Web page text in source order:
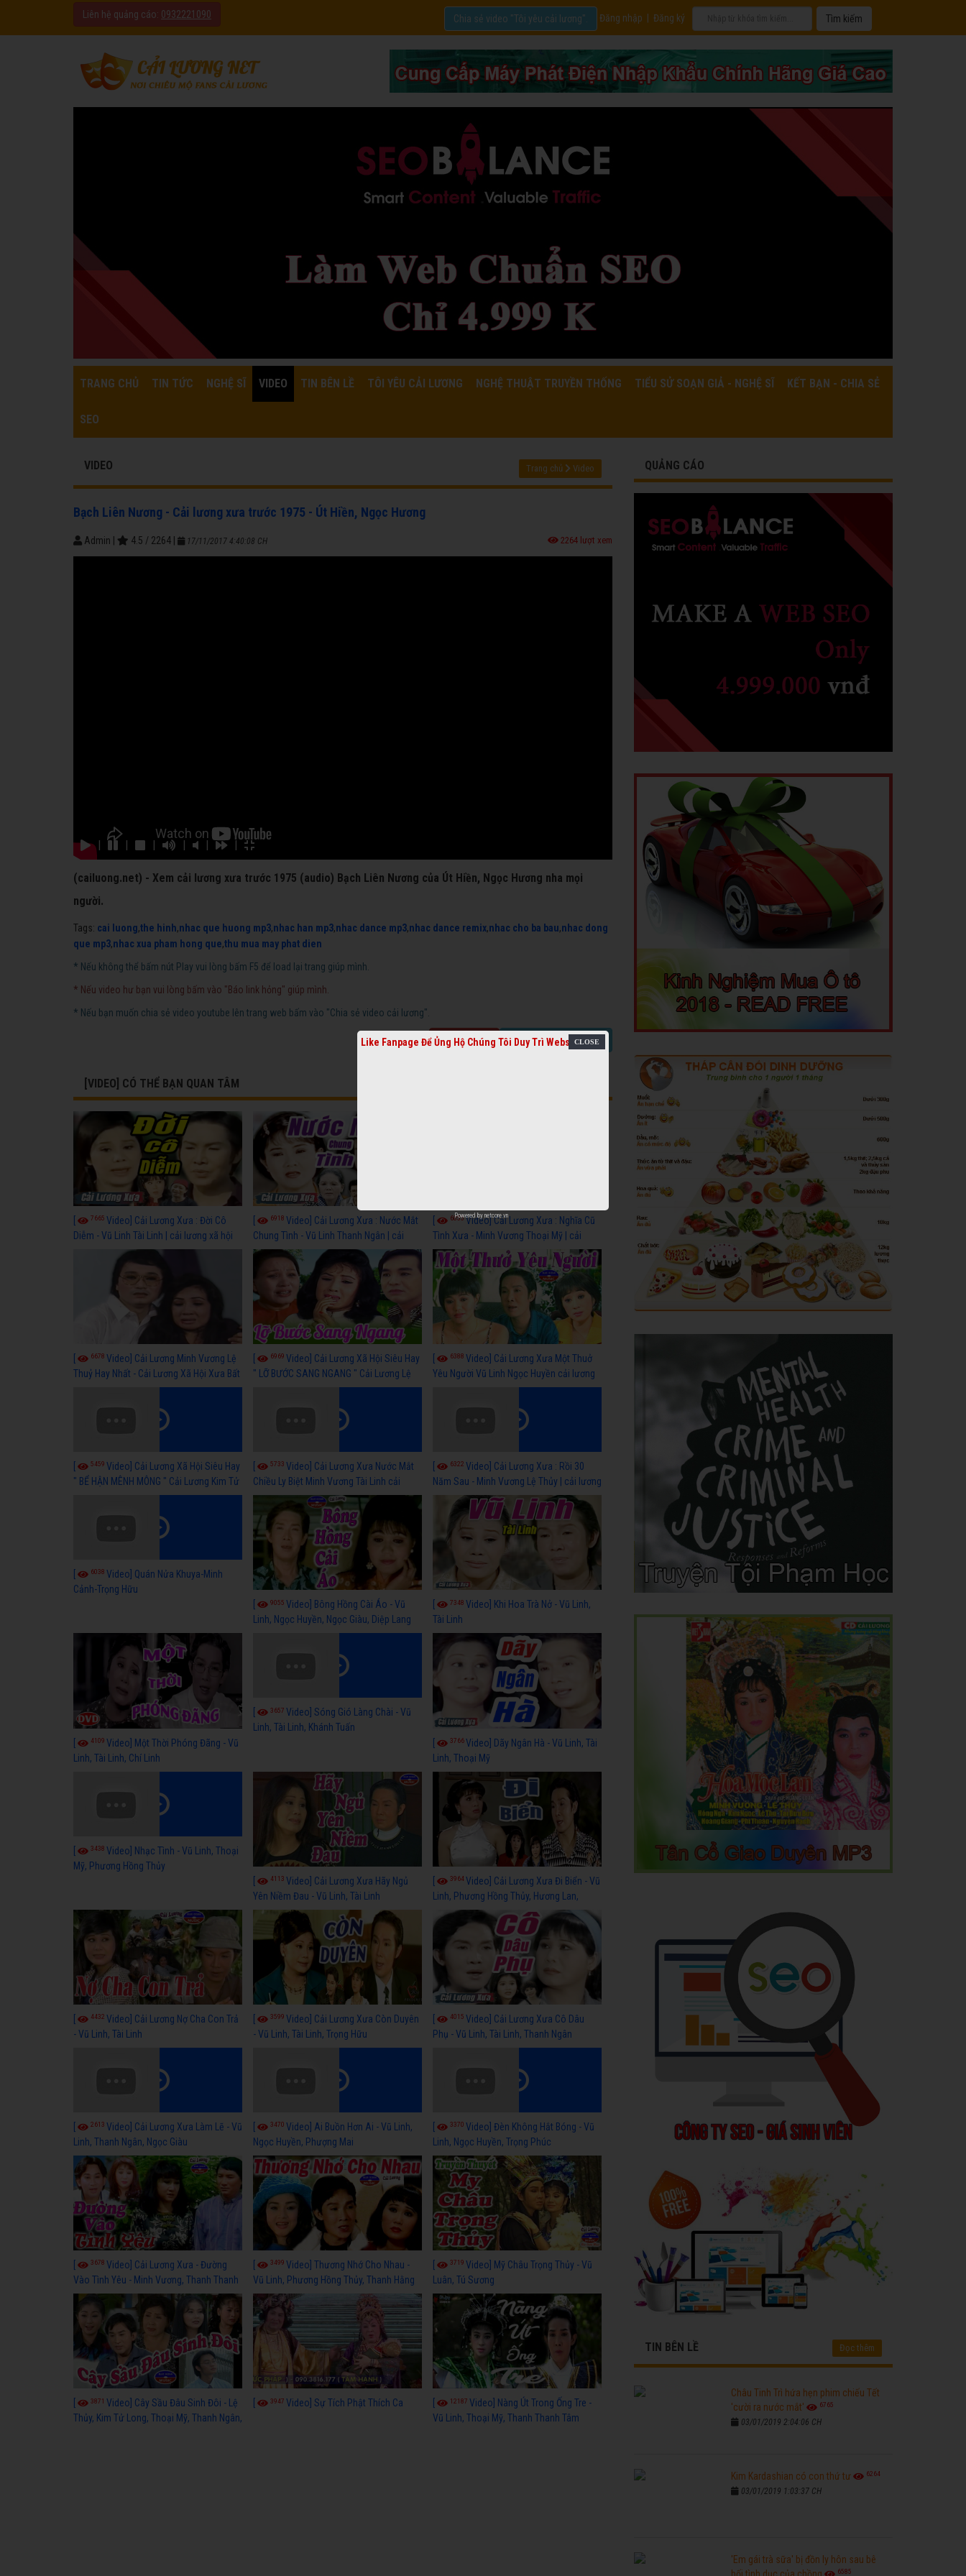
Liên hệ quảng cáo: 0932221090 Đăng nhập Đăng ký
Chia sẻ video "Tôi yêu cải lương".
TRANG CHỦ TIN TỨC NGHỆ SĨ VIDEO TIN BÊN LỀ TÔI YÊU CẢI LƯƠNG NGHỆ THUẬT TRUYỀN THỐNG TIỂU SỬ SOẠN GIẢ - NGHỆ SĨ KẾT BẠN - CHIA SẺ
SEO
VIDEO Trang chủ Video
Bạch Liên Nương - Cải lương xưa trước 1975 - Út Hiền, Ngọc Hương
Admin 4.5 / 2264 17/11/2017 4:40:08 CH 2264 lượt xem
| | | | | |
(cailuong.net) - Xem cải lương xưa trước 1975 (audio) Bạch Liên Nương của Út Hiền, Ngọc Hương nha mọi
người.
Tags: cai luong,the hinh,nhac que huong mp3,nhac han mp3,nhac dance mp3,nhac dance remix,nhac cho ba bau,nhac dong
que mp3,nhac xua pham hong que,thu mua may phat dien
* Nếu không thể bấm nút Play vui lòng bấm F5 để load lại trang giúp mình.
* Nếu video hư bạn vui lòng bấm vào "Báo link hỏng" giúp mình.
* Nếu bạn muốn chia sẻ video youtube lên trang web bấm vào "Chia sẻ video cải lương".
Báo link chết Chia sẻ video cải lương
[VIDEO] CÓ THỂ BẠN QUAN TÂM
7665 Video] Cải Lương Xưa : Đời Cô
Diễm - Vũ Linh Tài Linh | cải lương xã hội
6918 Video] Cải Lương Xưa : Nước Mắt
Chung Tình - Vũ Linh Thanh Ngân | cải
lương xã hội hay nhất
6055Video] Cải Lương Xưa : Nghĩa Cũ
Tình Xưa - Minh Vương Thoại Mỹ | cải
lương xã hội hay nhất
6678 Video] Cải Lương Minh Vương Lệ
Thuỷ Hay Nhất - Cải Lương Xã Hội Xưa Bất
6969 Video] Cải Lương Xã Hội Siêu Hay
" LỠ BƯỚC SANG NGANG " Cải Lương Lệ
Thuỷ, Thanh Tuấn, Hồng Nga
6388 Video] Cải Lương Xưa Một Thuở
Yêu Người Vũ Linh Ngọc Huyền cải lương
5459 Video] Cải Lương Xã Hội Siêu Hay
" BỂ HẬN MÊNH MÔNG " Cải Lương Kim Tử
Long, Thanh Ngân Hay Nhất
5733 Video] Cải Lương Xưa Nước Mắt
Chiều Ly Biệt Minh Vương Tài Linh cải
lương xã hội hay nhất
6322 Video] Cải Lương Xưa : Rồi 30
Năm Sau - Minh Vương Lệ Thủy | cải lương
xã hội hay nhất
6038 Video] Quán Nửa Khuya-Minh
Cảnh-Trọng Hữu
9055 Video] Bông Hồng Cài Áo - Vũ
Linh, Ngọc Huyền, Ngọc Giàu, Diệp Lang
7348 Video] Khi Hoa Trà Nở - Vũ Linh,
Tài Linh
4109 Video] Một Thời Phóng Đãng - Vũ
Linh, Tài Linh, Chí Linh
3657 Video] Sóng Gió Làng Chài - Vũ
Linh, Tài Linh, Khánh Tuấn
3766Video] Dãy Ngân Hà - Vũ Linh, Tài
Linh, Thoại Mỹ
3438 Video] Nhạc Tình - Vũ Linh, Thoại
Mỹ, Phương Hồng Thủy
4113 Video] Cải Lương Xưa Hãy Ngủ
Yên Niềm Đau - Vũ Linh, Tài Linh
3964Video] Cải Lương Xưa Đi Biển - Vũ
Linh, Phương Hồng Thủy, Hương Lan,
Thanh Hằng
4432 Video] Cải Lương Nợ Cha Con Trả
- Vũ Linh, Tài Linh
3599 Video] Cải Lương Xưa Còn Duyên
- Vũ Linh, Tài Linh, Trọng Hữu
4015 Video] Cải Lương Xưa Cô Dâu
Phụ - Vũ Linh, Tài Linh, Thanh Ngân
2613 Video] Cải Lương Xưa Làm Lẽ - Vũ
Linh, Thanh Ngân, Ngọc Giàu
3470 Video] Ai Buồn Hơn Ai - Vũ Linh,
Ngọc Huyền, Phượng Mai
3370 Video] Đèn Không Hắt Bóng - Vũ
Linh, Ngọc Huyền, Trọng Phúc
3678 Video] Cải Lương Xưa - Đường
Vào Tình Yêu - Minh Vương, Thanh Thanh
Tâm, Kim Tử Long, Thoại Mỹ, Thanh Ngân
3499 Video] Thương Nhớ Cho Nhau -
Vũ Linh, Phương Hồng Thủy, Thanh Hằng
3719 Video] Mỹ Châu Trọng Thủy - Vũ
Luân, Tú Sương
3871 Video] Cây Sầu Đâu Sinh Đôi - Lệ
Thủy, Kim Tử Long, Thoại Mỹ, Thanh Ngân,
3947 Video] Sự Tích Phật Thích Ca 12187 Video] Nàng Út Trong Ống Tre -
Vũ Linh, Thoại Mỹ, Thanh Thanh Tâm
QUẢNG CÁO
TIN BÊN LỀ Đọc thêm
Châu Tinh Trì hứa hẹn phim chiếu Tết
'cười ra nước mắt'
6765
03/01/2019 2:04:06 CH
Kim Kardashian có con thứ tư 6264
03/01/2019 1:03:37 CH
'Em gái trà sữa' bị đồn ly hôn sau bê
6585
Like Fanpage Để Ủng Hộ Chúng Tôi Duy Trì Website
Powered by netcore.vn